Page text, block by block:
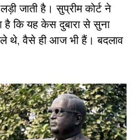
जाती है। सुप्रीम कोर्ट ने
है कि यह केस दुबारा से सुना
थे, वैसे ही आज भी हैं। बदलाव